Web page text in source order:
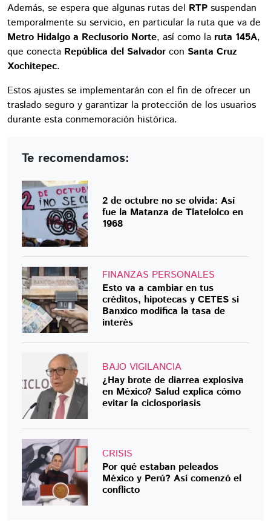
Además, se espera que algunas rutas del RTP suspendan
temporalmente su servicio, en particular la ruta que va de
Metro Hidalgo a Reclusorio Norte, así como la ruta 145A,
que conecta República del Salvador con Santa Cruz
Xochitepec.
Estos ajustes se implementarán con el fin de ofrecer un
traslado seguro y garantizar la protección de los usuarios
durante esta conmemoración histórica.
Te recomendamos:
2 de octubre no se olvida: Así
fue la Matanza de Tlatelolco en
1968
FINANZAS PERSONALES
Esto va a cambiar en tus
créditos, hipotecas y CETES si
Banxico modifica la tasa de
interés
BAJO VIGILANCIA
¿Hay brote de diarrea explosiva
en México? Salud explica cómo
evitar la ciclosporiasis
CRISIS
Por qué estaban peleados
México y Perú? Así comenzó el
conflicto